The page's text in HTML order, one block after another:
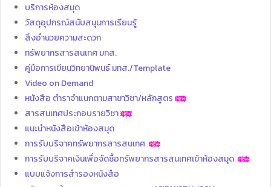
บริการห้องสมุด
วัสดุอุปกรณ์สนับสนุนการเรียนรู้
สิ่งอำนวยความสะดวก
ทรัพยากรสารสนเทศ มทส.
คู่มือการเขียนวิทยานิพนธ์ มทส./Template
Video on Demand
หนังสือ ตำราจำแนกตามสาขาวิชา/หลักสูตร
สารสนเทศประกอบรายวิชา
แนะนำหนังสือเข้าห้องสมุด
การรับบริจาคทรัพยากรสารสนเทศ
การรับบริจาคเงินเพื่อจัดซื้อทรัพยากรสารสนเทศเข้าห้องสมุด
แบบแจ้งการสำรองหนังสือ